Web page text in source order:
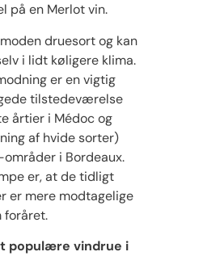
på en Merlot vin.
druesort og kan
i lidt køligere klima.
er en vigtig
tilstedeværelse
årtier i Médoc og
af hvide sorter)
i Bordeaux.
er, at de tidligt
er mere modtagelige
foråret.
populære vindrue i